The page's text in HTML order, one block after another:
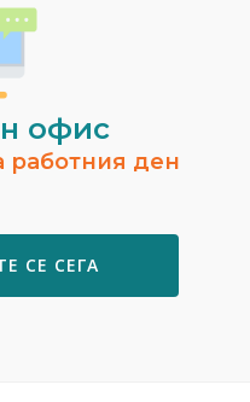
офис
работния ден
СЕ СЕГА